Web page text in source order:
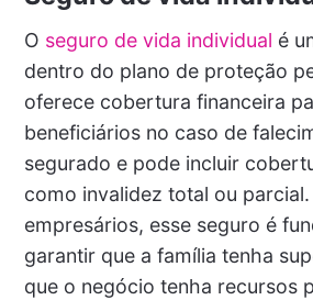
O seguro de vida individual é
dentro do plano de proteção
oferece cobertura financeira
beneficiários no caso de
segurado e pode incluir
como invalidez total ou parcial.
empresários, esse seguro é
garantir que a família tenha
que o negócio tenha recursos